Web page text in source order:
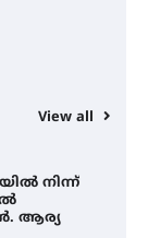
View all
വോയിസ്
7